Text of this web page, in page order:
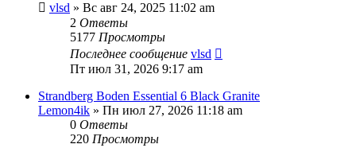
vlsd » Вс авг 24, 2025 11:02 am
2 Ответы
5177 Просмотры
Последнее сообщение vlsd
Пт июл 31, 2026 9:17 am
Strandberg Boden Essential 6 Black Granite
Lemon4ik » Пн июл 27, 2026 11:18 am
0 Ответы
220 Просмотры